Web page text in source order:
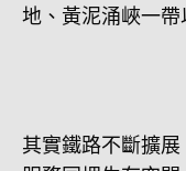
地、黃泥涌峽一帶
其實鐵路不斷擴